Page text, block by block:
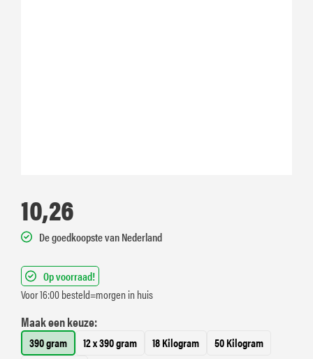
10,26
De goedkoopste van Nederland
Op voorraad!
Voor 16:00 besteld=morgen in huis
Maak een keuze:
390 gram 12 x 390 gram 18 Kilogram
50 Kilogram